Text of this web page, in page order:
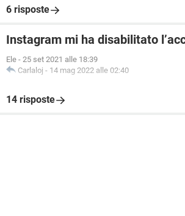
6 risposte
Instagram mi ha disabilitato
Ele - 25 set 2021 alle 18:39
Carlaloj - 14 mag 2022 alle 02:40
14 risposte